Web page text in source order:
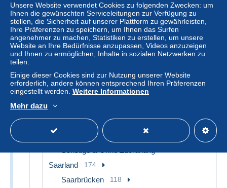
Koblenz 145
Landau 100
Loreley 44
Ludwigshafen 81
Mainz 708
Neustadt (Weinstr.)
Rhein-Hunsrück-Kreis 58
Speyer 48
231
59
Saarland 174
Saarbrücken 118
Unsere Website verwendet Cookies zu folgenden Zwecken: um
Ihnen die gewünschten Serviceleitungen zur Verfügung zu
stellen, die Sicherheit auf unserer Plattform zu gewährleisten,
Ihre Präferenzen zu speichern, um Ihnen das Surfen
angenehmer zu machen, Statistiken zu erstellen, um unsere
Website an Ihre Bedürfnisse anzupassen, Videos anzuzeigen
und Ihnen zu ermöglichen, Inhalte in sozialen Netzwerken zu
teilen.
Einige dieser Cookies sind zur Nutzung unserer Website
erforderlich, andere können entsprechend Ihren Präferenzen
eingestellt werden. Weitere Informationen
Mehr dazu